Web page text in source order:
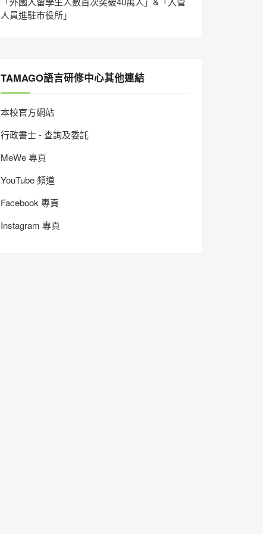
人員進駐市役所」
TAMAGO語言研修中心其他連結
本校官方網站
行政書士 - 查詢及委託
MeWe 專頁
YouTube 頻道
Facebook 專頁
Instagram 專頁